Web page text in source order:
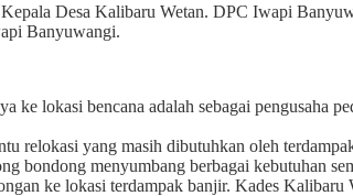
Desa Kalibaru Wetan. DPC Iwapi
Banyuwangi.
ke lokasi bencana adalah sebagai pengusaha
relokasi yang masih dibutuhkan oleh
bondong menyumbang berbagai kebutuhan
ke lokasi terdampak banjir. Kades